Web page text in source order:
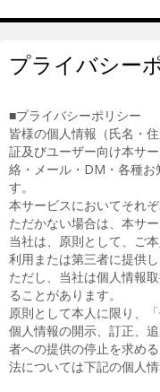
プライバシー
■プライバシーポリシー
皆様の個人情報（氏名・
証及びユーザー向け本サ
絡・メール・DM・各種お
す。
本サービスにおいてそれ
ただかない場合は、本サ
当社は、原則として、ご
利用または第三者に提供し
ただし、当社は個人情報
ることがあります。
原則として本人に限り、
個人情報の開示、訂正、
者への提供の停止を求め
法については下記の個人